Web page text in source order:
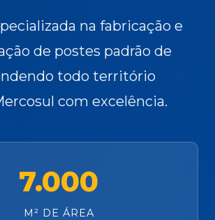
na fabricação e
de postes padrão de
todo território
com excelência.
7.000
M² DE ÁREA